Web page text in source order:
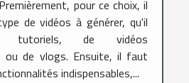
pour ce choix, il
de vidéos à générer, qu'il
tutoriels, de vidéos
ou de vlogs. Ensuite, il faut
indispensables,...